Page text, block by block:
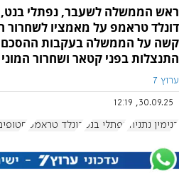
ראש הממשלה לשעבר, נפתלי
דונלד טראמפ על מאמציו לשחרור
קשה על הממשלה בעקבות ההסכם
התנצלות בפני קטאר ושחרור
ערוץ 7
30.09.25, 12:19
בנימין נתניהו נפתלי בנט דונלד טראמפ